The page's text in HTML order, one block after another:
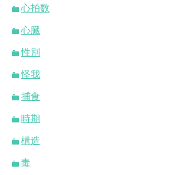
心拍数
心臓
性別
怪我
捕食
時期
構造
毒